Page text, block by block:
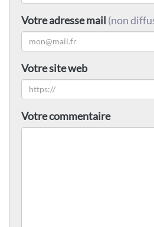
Votre adresse mail (non
Votre site web
Votre commentaire